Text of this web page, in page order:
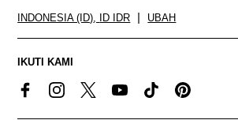
INDONESIA (ID), ID IDR UBAH
IKUTI KAMI